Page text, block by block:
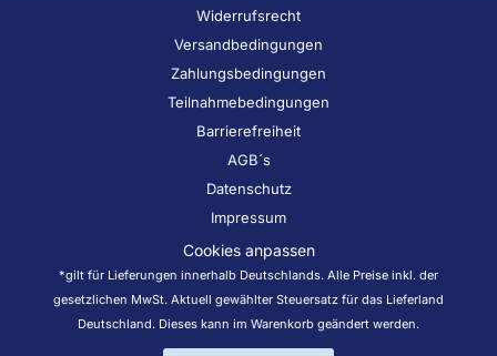
Widerrufsrecht
Versandbedingungen
Zahlungsbedingungen
Teilnahmebedingungen
Barrierefreiheit
AGB´s
Datenschutz
Impressum
Cookies anpassen
*gilt für Lieferungen innerhalb Deutschlands. Alle Preise inkl. der
gesetzlichen MwSt. Aktuell gewählter Steuersatz für das Lieferland
Deutschland. Dieses kann im Warenkorb geändert werden.